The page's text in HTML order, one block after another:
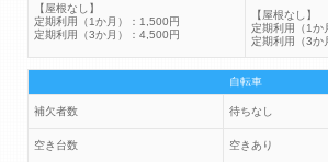
【屋根なし】
定期利用（1か月）：1,500円
定期利用（3か月）：4,500円
【屋根なし】
定期利用（1か
定期利用（3か
自転車
補欠者数 待ちなし
空き台数 空きあり